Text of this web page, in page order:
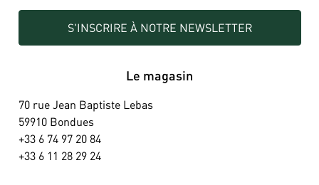
S'INSCRIRE À NOTRE NEWSLETTER
Le magasin
70 rue Jean Baptiste Lebas
59910 Bondues
+33 6 74 97 20 84
+33 6 11 28 29 24